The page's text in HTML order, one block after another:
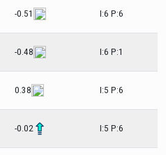
-0.51 I:6 P:6
-0.48 I:6 P:1
0.38 I:5 P:6
-0.02 I:5 P:6